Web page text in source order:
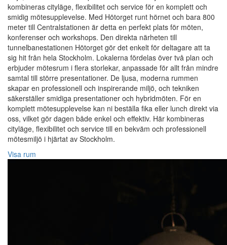
kombineras cityläge, flexibilitet och service för en komplett och
smidig mötesupplevelse. Med Hötorget runt hörnet och bara 800
meter till Centralstationen är detta en perfekt plats för möten,
konferenser och workshops. Den direkta närheten till
tunnelbanestationen Hötorget gör det enkelt för deltagare att ta
sig hit från hela Stockholm. Lokalerna fördelas över två plan och
erbjuder mötesrum i flera storlekar, anpassade för allt från mindre
samtal till större presentationer. De ljusa, moderna rummen
skapar en professionell och inspirerande miljö, och tekniken
säkerställer smidiga presentationer och hybridmöten. För en
komplett mötesupplevelse kan ni beställa fika eller lunch direkt via
oss, vilket gör dagen både enkel och effektiv. Här kombineras
cityläge, flexibilitet och service till en bekväm och professionell
mötesmiljö i hjärtat av Stockholm.
Visa rum